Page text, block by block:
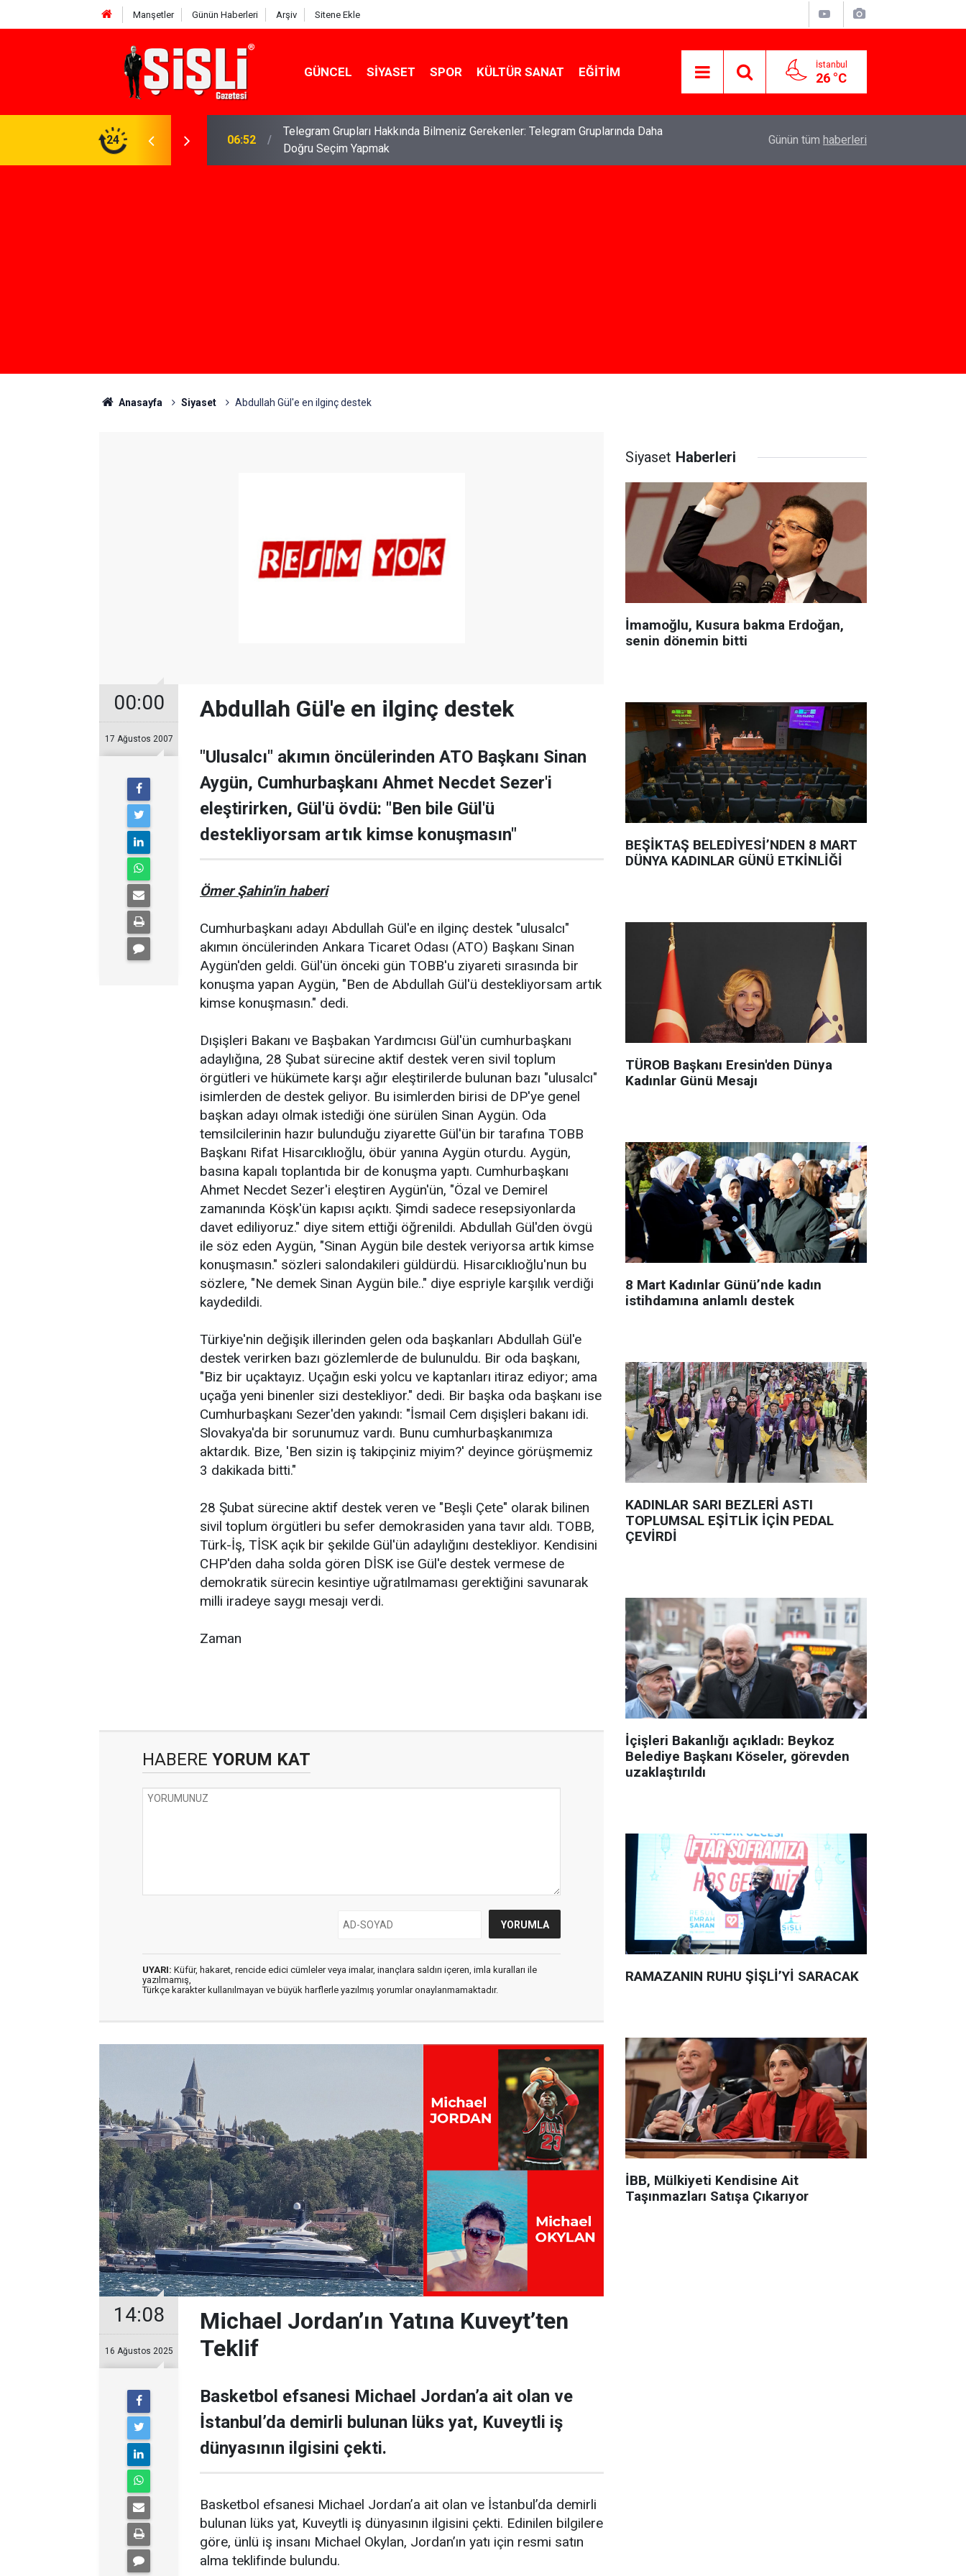
Manşetler Günün Haberleri Arşiv Sitene Ekle
GÜNCEL SIYASET SPOR KÜLTÜR SANAT EĞITIM İstanbul
26 °C
24
Gerekenler: Telegram Gruplarında Daha
04:43 İş Davaları: Haklarınızı Bilmek ve Koruma Altına Almak Özlem Drahyalı Kimdir, Nereli ve Kaç
Günün tüm haberleri
Anasayfa Siyaset Abdullah Gül'e en ilginç destek
00:00
17 Ağustos 2007
Abdullah Gül'e en ilginç destek
"Ulusalcı" akımın öncülerinden ATO Başkanı Sinan
Aygün, Cumhurbaşkanı Ahmet Necdet Sezer'i
eleştirirken, Gül'ü övdü: "Ben bile Gül'ü
destekliyorsam artık kimse konuşmasın"
Ömer Şahin'in haberi
Cumhurbaşkanı adayı Abdullah Gül'e en ilginç destek "ulusalcı"
akımın öncülerinden Ankara Ticaret Odası (ATO) Başkanı Sinan
Aygün'den geldi. Gül'ün önceki gün TOBB'u ziyareti sırasında bir
konuşma yapan Aygün, "Ben de Abdullah Gül'ü destekliyorsam artık
kimse konuşmasın." dedi.
Dışişleri Bakanı ve Başbakan Yardımcısı Gül'ün cumhurbaşkanı
adaylığına, 28 Şubat sürecine aktif destek veren sivil toplum
örgütleri ve hükümete karşı ağır eleştirilerde bulunan bazı "ulusalcı"
isimlerden de destek geliyor. Bu isimlerden birisi de DP'ye genel
başkan adayı olmak istediği öne sürülen Sinan Aygün. Oda
temsilcilerinin hazır bulunduğu ziyarette Gül'ün bir tarafına TOBB
Başkanı Rifat Hisarcıklıoğlu, öbür yanına Aygün oturdu. Aygün,
basına kapalı toplantıda bir de konuşma yaptı. Cumhurbaşkanı
Ahmet Necdet Sezer'i eleştiren Aygün'ün, "Özal ve Demirel
zamanında Köşk'ün kapısı açıktı. Şimdi sadece resepsiyonlarda
davet ediliyoruz." diye sitem ettiği öğrenildi. Abdullah Gül'den övgü
ile söz eden Aygün, "Sinan Aygün bile destek veriyorsa artık kimse
konuşmasın." sözleri salondakileri güldürdü. Hisarcıklıoğlu'nun bu
sözlere, "Ne demek Sinan Aygün bile.." diye espriyle karşılık verdiği
kaydedildi.
Türkiye'nin değişik illerinden gelen oda başkanları Abdullah Gül'e
destek verirken bazı gözlemlerde de bulunuldu. Bir oda başkanı,
"Biz bir uçaktayız. Uçağın eski yolcu ve kaptanları itiraz ediyor; ama
uçağa yeni binenler sizi destekliyor." dedi. Bir başka oda başkanı ise
Cumhurbaşkanı Sezer'den yakındı: "İsmail Cem dışişleri bakanı idi.
Slovakya'da bir sorunumuz vardı. Bunu cumhurbaşkanımıza
aktardık. Bize, 'Ben sizin iş takipçiniz miyim?' deyince görüşmemiz
3 dakikada bitti."
28 Şubat sürecine aktif destek veren ve "Beşli Çete" olarak bilinen
sivil toplum örgütleri bu sefer demokrasiden yana tavır aldı. TOBB,
Türk-İş, TİSK açık bir şekilde Gül'ün adaylığını destekliyor. Kendisini
CHP'den daha solda gören DİSK ise Gül'e destek vermese de
demokratik sürecin kesintiye uğratılmaması gerektiğini savunarak
milli iradeye saygı mesajı verdi.
Zaman
HABERE YORUM KAT
UYARI: Küfür, hakaret, rencide edici cümleler veya imalar, inançlara saldırı içeren, imla kuralları ile
yazılmamış,
Türkçe karakter kullanılmayan ve büyük harflerle yazılmış yorumlar onaylanmamaktadır.
14:08
16 Ağustos 2025
Michael Jordan’ın Yatına Kuveyt’ten
Teklif
Basketbol efsanesi Michael Jordan’a ait olan ve
İstanbul’da demirli bulunan lüks yat, Kuveytli iş
dünyasının ilgisini çekti.
Basketbol efsanesi Michael Jordan’a ait olan ve İstanbul’da demirli
bulunan lüks yat, Kuveytli iş dünyasının ilgisini çekti. Edinilen bilgilere
göre, ünlü iş insanı Michael Okylan, Jordan’ın yatı için resmi satın
alma teklifinde bulundu.
Siyaset Haberleri
İmamoğlu, Kusura bakma Erdoğan,
senin dönemin bitti
BEŞİKTAŞ BELEDİYESİ’NDEN 8 MART
DÜNYA KADINLAR GÜNÜ ETKİNLİĞİ
TÜROB Başkanı Eresin'den Dünya
Kadınlar Günü Mesajı
8 Mart Kadınlar Günü’nde kadın
istihdamına anlamlı destek
KADINLAR SARI BEZLERİ ASTI
TOPLUMSAL EŞİTLİK İÇİN PEDAL
ÇEVİRDİ
İçişleri Bakanlığı açıkladı: Beykoz
Belediye Başkanı Köseler, görevden
uzaklaştırıldı
RAMAZANIN RUHU ŞİŞLİ’Yİ SARACAK
İBB, Mülkiyeti Kendisine Ait
Taşınmazları Satışa Çıkarıyor